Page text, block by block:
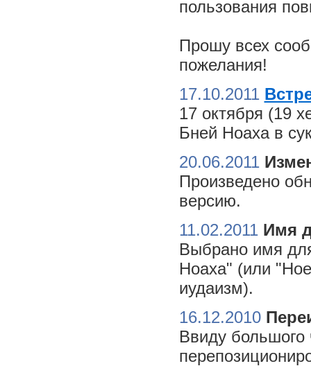
пользования
Прошу всех
пожелания!
17.10.2011
17 октября (19
Бней Ноаха в
20.06.2011
Произведено
версию.
11.02.2011 Имя
Выбрано имя
Ноаха" (или
иудаизм).
16.12.2010
Ввиду большого